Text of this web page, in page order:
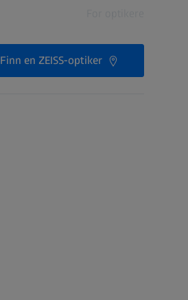
Finn en ZEISS-optiker